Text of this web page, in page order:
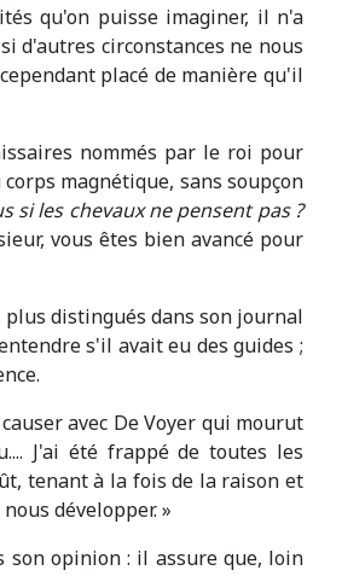
qu'on puisse imaginer, il n'a
d'autres circonstances ne nous
placé de manière qu'il
nommés par le roi pour
magnétique, sans soupçon
si les chevaux ne pensent pas ?
vous êtes bien avancé pour
distingués dans son journal
s'il avait eu des guides ;
avec De Voyer qui mourut
J'ai été frappé de toutes les
tenant à la fois de la raison et
développer. »
son opinion : il assure que, loin